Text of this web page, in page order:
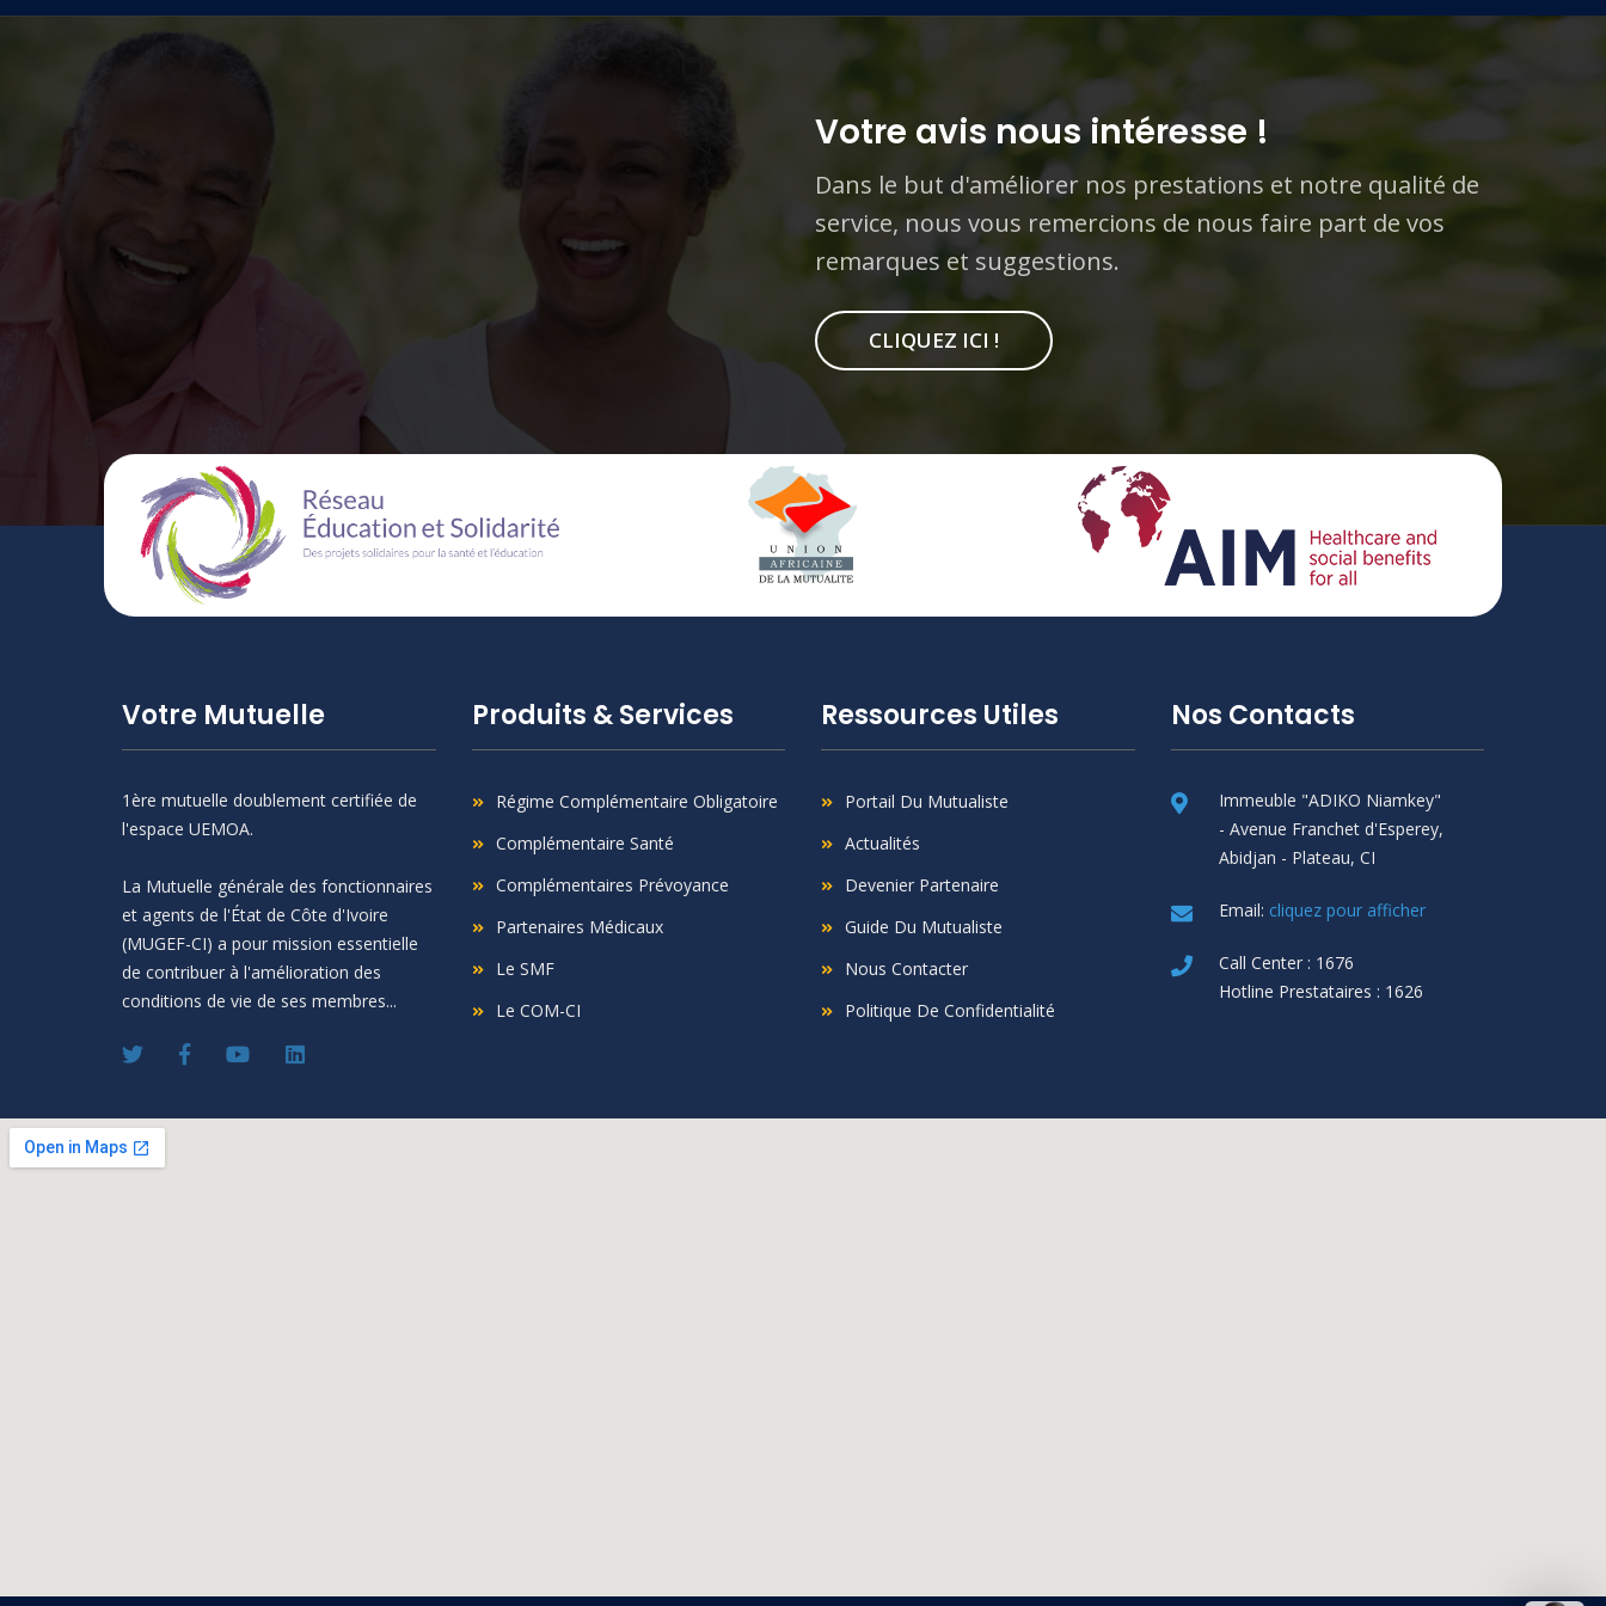
Votre avis nous intéresse !
Dans le but d'améliorer nos prestations et notre qualité de
service, nous vous remercions de nous faire part de vos
remarques et suggestions.
CLIQUEZ ICI !
Votre Mutuelle
1ère mutuelle doublement certifiée de
l'espace UEMOA.
La Mutuelle générale des fonctionnaires
et agents de l'État de Côte d'Ivoire
(MUGEF-CI) a pour mission essentielle
de contribuer à l'amélioration des
conditions de vie de ses membres...
Produits & Services
Régime Complémentaire Obligatoire
Complémentaire Santé
Complémentaires Prévoyance
Partenaires Médicaux
Le SMF
Le COM-CI
Ressources Utiles
Portail Du Mutualiste
Actualités
Devenier Partenaire
Guide Du Mutualiste
Nous Contacter
Politique De Confidentialité
Nos Contacts
Immeuble "ADIKO Niamkey"
- Avenue Franchet d'Esperey,
Abidjan - Plateau, CI
Email: cliquez pour afficher
Call Center : 1676
Hotline Prestataires : 1626